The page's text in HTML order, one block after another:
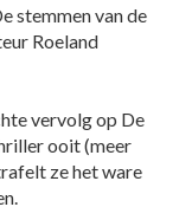
stemmen van de
Roeland
vervolg op De
ooit (meer
ze het ware